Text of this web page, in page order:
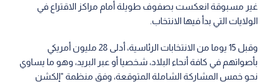
غير مسبوقة انعكست بصفوف طويلة أمام مراكز الاقتراع في
الولايات التي بدأ فيها الانتخاب.
وقبل 15 يوما من الانتخابات الرئاسية، أدلى 28 مليون أمريكي
بأصواتهم في كافة أنحاء البلاد، شخصيا أو عبر البريد، وهو ما يساوي
نحو خمس المشاركة الشاملة المتوقعة، وفق منظمة "إلكشن